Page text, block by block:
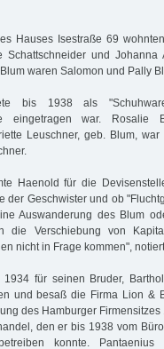
Hauses Isestraße 69
Schattschneider und
waren Salomon und Pally
bis 1938 als
eingetragen war.
Leuschner, geb. Blum,
Haenold für die
der Geschwister und ob
Auswanderung des Blum
die Verschiebung von
nicht in Frage kommen",
für seinen Bruder,
und besaß die Firma Lion &
des Hamburger
den er bis 1938 vom
konnte. Pantaenius